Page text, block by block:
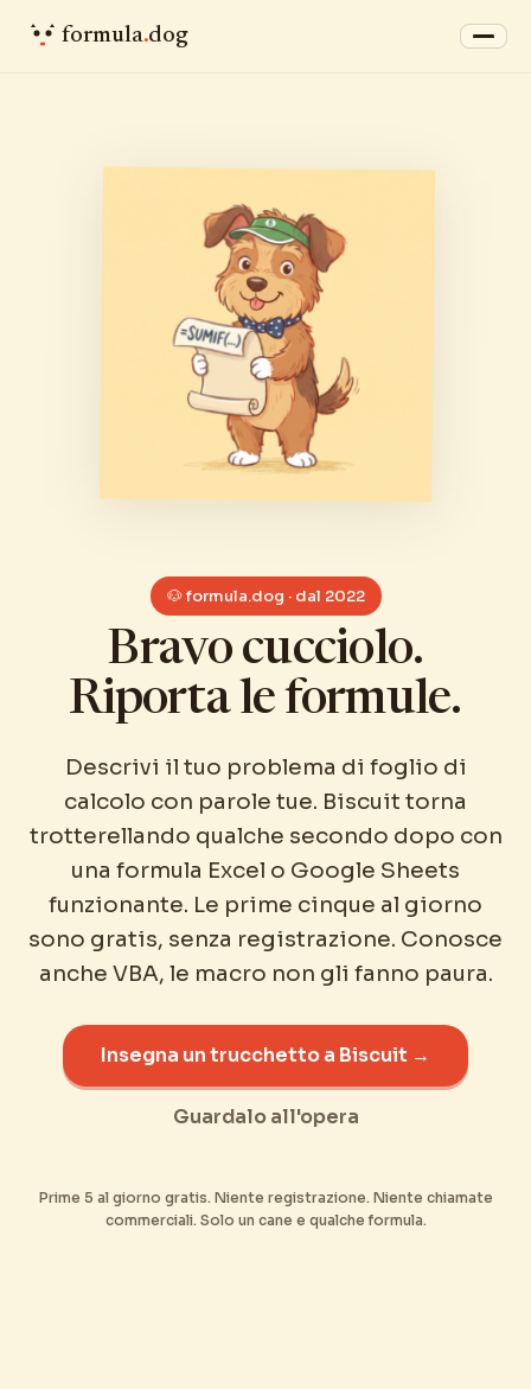
formula.dog
🐶 formula.dog · dal 2022
Bravo cucciolo.
Riporta le formule.
Descrivi il tuo problema di foglio di
calcolo con parole tue. Biscuit torna
trotterellando qualche secondo dopo con
una formula Excel o Google Sheets
funzionante. Le prime cinque al giorno
sono gratis, senza registrazione. Conosce
anche VBA, le macro non gli fanno paura.
Insegna un trucchetto a Biscuit →
Guardalo all'opera
Prime 5 al giorno gratis. Niente registrazione. Niente chiamate
commerciali. Solo un cane e qualche formula.